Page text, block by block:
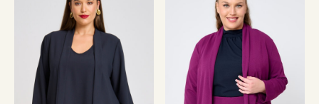
πολλαπλές
παραλλαγές.
επιλογές
πολλαπλές
παραλλαγές.
επιλογές